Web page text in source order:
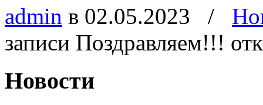
admin в 02.05.2023 /
записи Поздравляем!!!
Новости